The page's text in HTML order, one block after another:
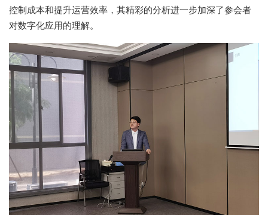
控制成本和提升运营效率，其精彩的分析进一步加深了参会者
对数字化应用的理解。